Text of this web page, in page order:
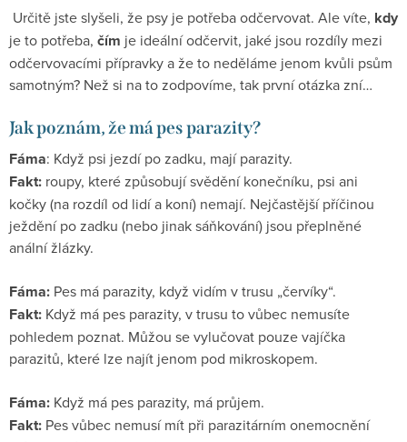
Určitě jste slyšeli, že psy je potřeba odčervovat. Ale víte, kdy
je to potřeba, čím je ideální odčervit, jaké jsou rozdíly mezi
odčervovacími přípravky a že to neděláme jenom kvůli psům
samotným? Než si na to zodpovíme, tak první otázka zní…
Jak poznám, že má pes parazity?
Fáma: Když psi jezdí po zadku, mají parazity.
Fakt: roupy, které způsobují svědění konečníku, psi ani
kočky (na rozdíl od lidí a koní) nemají. Nejčastější příčinou
ježdění po zadku (nebo jinak sáňkování) jsou přeplněné
anální žlázky.
Fáma: Pes má parazity, když vidím v trusu „červíky“.
Fakt: Když má pes parazity, v trusu to vůbec nemusíte
pohledem poznat. Můžou se vylučovat pouze vajíčka
parazitů, které lze najít jenom pod mikroskopem.
Fáma: Když má pes parazity, má průjem.
Fakt: Pes vůbec nemusí mít při parazitárním onemocnění